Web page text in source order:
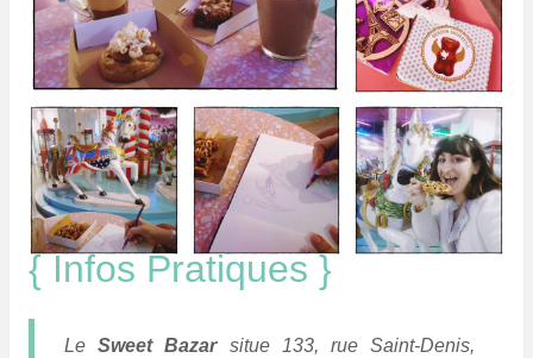
{ Infos Pratiques }
LeSweet Bazarsitue 133, rue Saint-Denis,